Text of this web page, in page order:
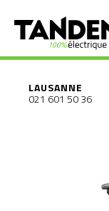
LAUSANNE
021 601 50 36